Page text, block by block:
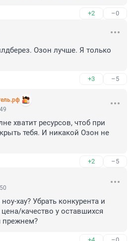
+2 –0
Озон лучше. Я только
+3 –5
хватит ресурсов, чтоб при
тебя. И никакой Озон не
+2 –5
хау? Убрать конкурента и
качество у оставшихся
прежнем?